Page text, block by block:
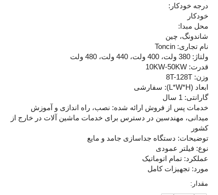
درجه خودکار:
خودکار
محل مبدا:
شاندونگ، چین
نام تجاری: Toncin
ولتاژ: 380 ولت، 400 ولت، 440 ولت، 480 ولت
قدرت: 10KW-50KW
وزن: 8T-128T
ابعاد (L*W*H): سفارشی
گارانتی: 1 سال
خدمات پس از فروش ارائه شده: نصب، راه اندازی و آموزش
میدانی، مهندسین در دسترس برای خدمات ماشین آلات در خارج از
کشور
توضیحات: دستگاه جداسازی جامد و مایع
نوع: فیلتر عمودی
عملکرد: تمام اتوماتیک
مورد: تجهیزات کامل
مقدار: